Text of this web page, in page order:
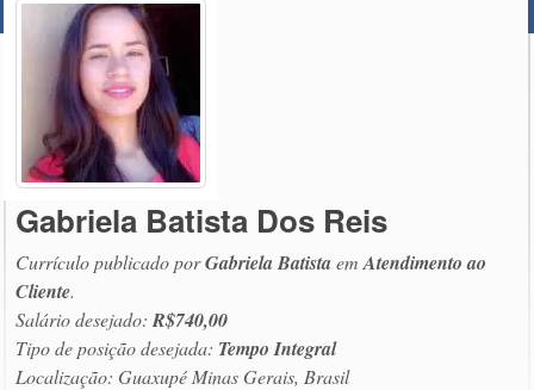
Gabriela Batista Dos Reis
Currículo publicado porGabriela Batista emAtendimento ao
Cliente.
Salário desejado:R$740,00
Tipo de posição desejada: Tempo Integral
Localização: Guaxupé Minas Gerais, Brasil